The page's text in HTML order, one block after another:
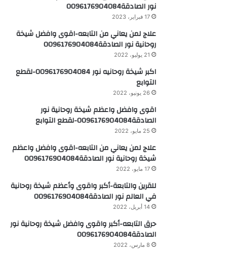
التوابع
26 يونيو، 2022
اقوى وافضل واعظم شيخة روحانية نور
الصادقة0096176904084-لقطع التوابع
25 مايو، 2022
علاج لمن يعاني من التابعه-اقوى وافضل واعظم
شيخة روحانية نور الصادقة0096176904084
17 مايو، 2022
للقرين والتابعة-أكبر واقوى وأعظم شيخة روحانية
في العالم نور الصادقة0096176904084
14 أبريل، 2022
حرق التابعه-أكبر واقوى وافضل شيخة روحانية نور
الصادقة0096176904084
8 مارس، 2022
المس الشيطاني والعين
علاج للجن العاشق-اقوى وافضل شيخة روحانية
نور الصادقة0096176904084